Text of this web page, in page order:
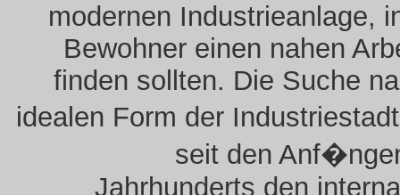
modernen Industrieanlage,
Bewohner einen nahen
finden sollten. Die Suche
idealen Form der
seit den
Jahrhunderts den